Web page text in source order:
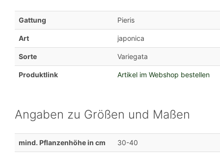
Gattung Pieris
Art japonica
Sorte Variegata
Produktlink Artikel im Webshop bestellen
Angaben zu Größen und Maßen
mind. Pflanzenhöhe in cm 30-40